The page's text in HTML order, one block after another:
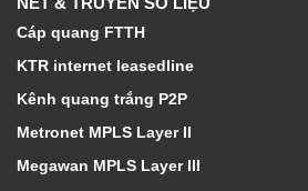
Cáp quang FTTH
KTR internet leasedline
Kênh quang trắng P2P
Metronet MPLS Layer II
Megawan MPLS Layer III